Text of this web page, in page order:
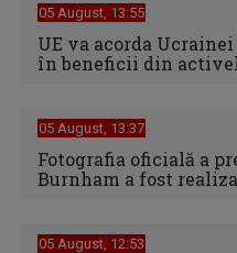
05 August, 13:55
UE va acorda
în beneficii din
05 August, 13:37
Fotografia oficială a
Burnham a fost
05 August, 12:53